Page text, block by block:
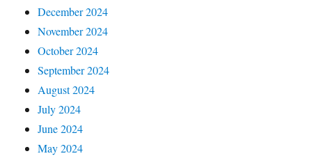
December 2024
November 2024
October 2024
September 2024
August 2024
July 2024
June 2024
May 2024